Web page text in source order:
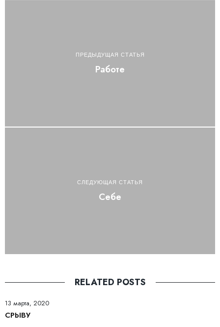
ПРЕДЫДУЩАЯ СТАТЬЯ
Работе
СЛЕДУЮЩАЯ СТАТЬЯ
Себе
RELATED POSTS
13 марта, 2020
СРЫВУ